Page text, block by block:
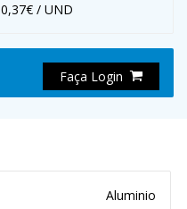
0,37€ / UND
Faça Login
Aluminio